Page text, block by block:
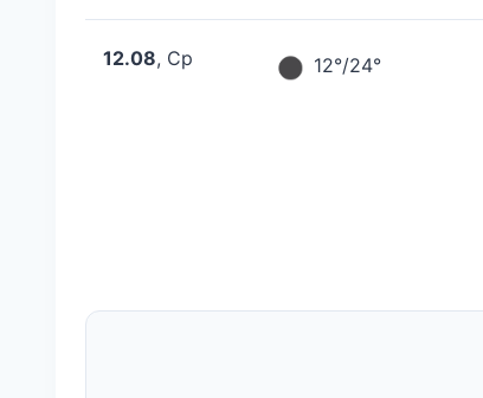
12.08, Ср 12°/24°